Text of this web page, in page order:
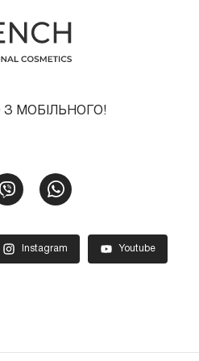
МОБІЛЬНОГО!
Instagram Youtube